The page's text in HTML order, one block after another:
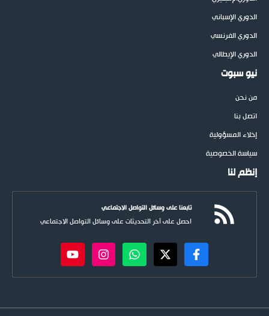
الدوري الإسباني
الدوري الفرنسي
الدوري الإيطالي
نيو سبوت
من نحن
اتصل بنا
إخلاء المسؤولية
سياسة الخصوصية
إنظم لنا
تابعنا على وسائل التواصل الاجتماعي
احصل على آخر التحديثات على وسائل التواصل الاجتماعي